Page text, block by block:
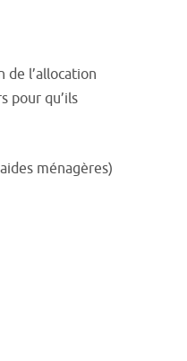
de l’allocation
pour qu’ils
ménagères)